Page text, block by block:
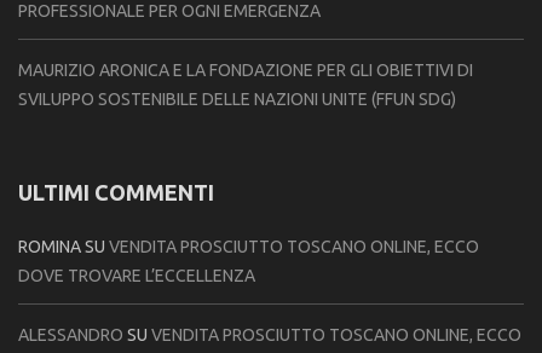
PROFESSIONALE PER OGNI EMERGENZA
MAURIZIO ARONICA E LA FONDAZIONE PER GLI OBIETTIVI DI
SVILUPPO SOSTENIBILE DELLE NAZIONI UNITE (FFUN SDG)
ULTIMI COMMENTI
ROMINASU VENDITA PROSCIUTTO TOSCANO ONLINE, ECCO
DOVE TROVARE L’ECCELLENZA
ALESSANDRO SU VENDITA PROSCIUTTO TOSCANO ONLINE, ECCO